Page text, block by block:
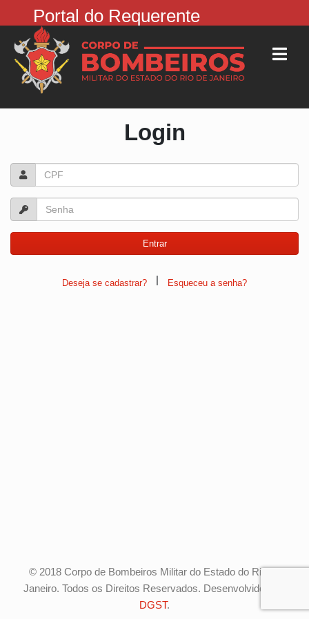
Portal do Requerente
Login
Deseja se cadastrar? | Esqueceu a senha?
© 2018 Corpo de Bombeiros Militar do Estado do Rio de
Janeiro. Todos os Direitos Reservados. Desenvolvido pela
DGST.